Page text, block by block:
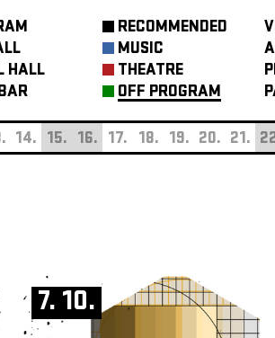
HALL
RECOMMENDED
MUSIC
THEATRE
OFF PROGRAM
14. 15. 16. 17. 18. 19. 20. 21.
7. 10.